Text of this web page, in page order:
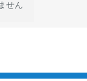
せん